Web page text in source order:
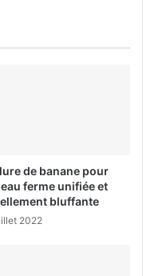
de banane pour
ferme unifiée et
bluffante
2022